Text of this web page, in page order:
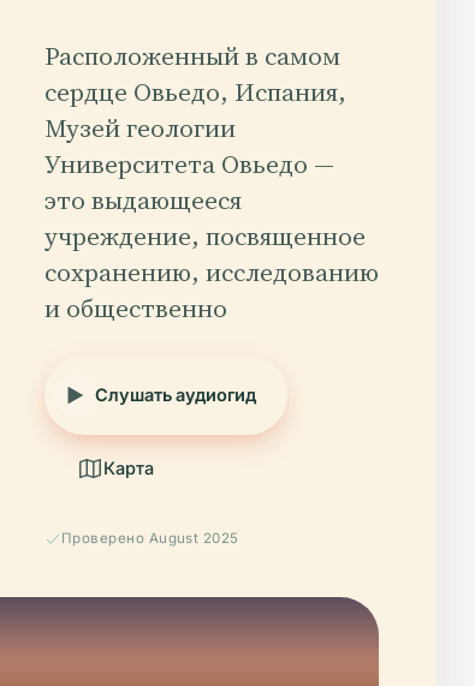
Расположенный в самом
сердце Овьедо, Испания,
Музей геологии
Университета Овьедо —
это выдающееся
учреждение, посвященное
сохранению, исследованию
и общественно
Слушать аудиогид
Карта
Проверено August 2025